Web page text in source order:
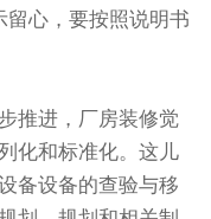
留心，要按照说明书
进，厂房装修觉
化和标准化。这儿
备设备的查验与移